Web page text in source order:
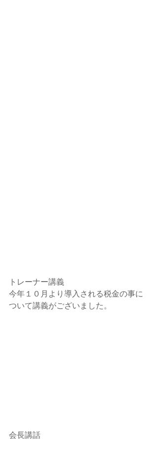
トレーナー講義
今年１０月より導入される税金の事に
ついて講義がございました。
会長講話